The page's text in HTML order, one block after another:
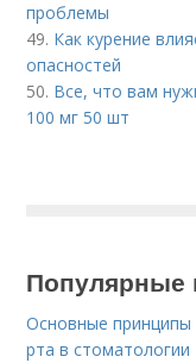
проблемы
49. Как курение
опасностей
50. Все, что вам
100 мг 50 шт
Популярные
Основные принципы
рта в стоматологии